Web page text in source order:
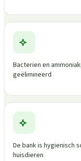
Bacterien en
geëlimineerd
De bank is hygienisch
huisdieren